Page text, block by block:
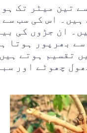
میٹر تک
اس کی سب
ان جڑوں کی
بھرپور ہوتا
تقسیم ہوتے
چھوٹے اور